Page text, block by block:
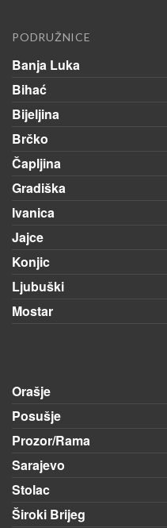
PODRUŽNICE
Banja Luka
Bihać
Bijeljina
Brčko
Čapljina
Gradiška
Ivanica
Jajce
Konjic
Ljubuški
Mostar
Orašje
Posušje
Prozor/Rama
Sarajevo
Stolac
Široki Brijeg